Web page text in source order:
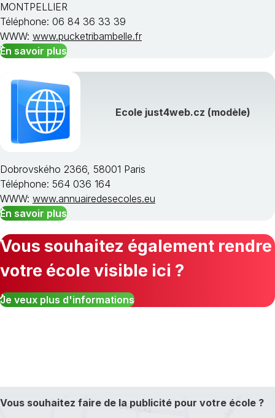
MONTPELLIER
Téléphone: 06 84 36 33 39
WWW: www.pucketribambelle.fr
En savoir plus
Ecole just4web.cz (modèle)
Dobrovského 2366, 58001 Paris
Téléphone: 564 036 164
WWW: www.annuairedesecoles.eu
En savoir plus
Vous souhaitez également rendre
votre école visible ici ?
Je veux plus d'informations
Vous souhaitez faire de la publicité pour votre école ?